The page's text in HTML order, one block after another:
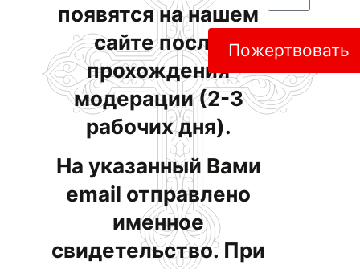
появятся на нашем
сайте после
прохождения
модерации (2-3
рабочих дня).
На указанный Вами
email отправлено
именное
свидетельство. При
Пожертвовать